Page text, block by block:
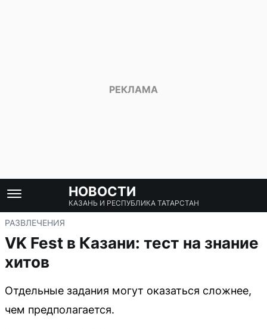
НОВОСТИ
КАЗАНЬ И РЕСПУБЛИКА ТАТАРСТАН
РАЗВЛЕЧЕНИЯ
VK Fest в Казани: тест на знание
хитов
Отдельные задания могут оказаться сложнее,
чем предполагается.